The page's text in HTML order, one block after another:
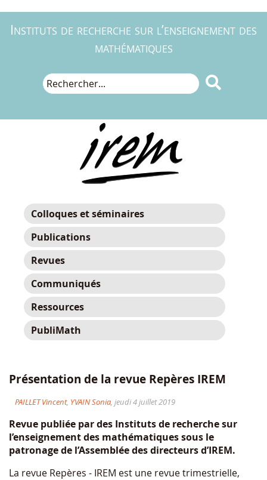
Instituts de recherche sur l’enseignement des
mathématiques

Colloques et séminaires
Publications
Revues
Communiqués
Ressources
PubliMath
Présentation de la revue Repères IREM
PAILLET Vincent, YVAIN Sonia, jeudi 4 juillet 2019
Revue publiée par des Instituts de recherche sur
l’enseignement des mathématiques sous le
patronage de l’Assemblée des directeurs d’IREM.
La revue Repères - IREM est une revue trimestrielle,